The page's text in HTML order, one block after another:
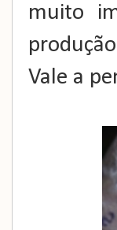
muito
Vale a